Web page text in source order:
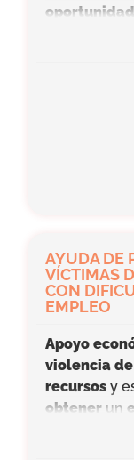
AYUDA DE
VÍCTIMAS
CON
EMPLEO
Apoyo
violencia
recursosy
obtener un
facilitar su